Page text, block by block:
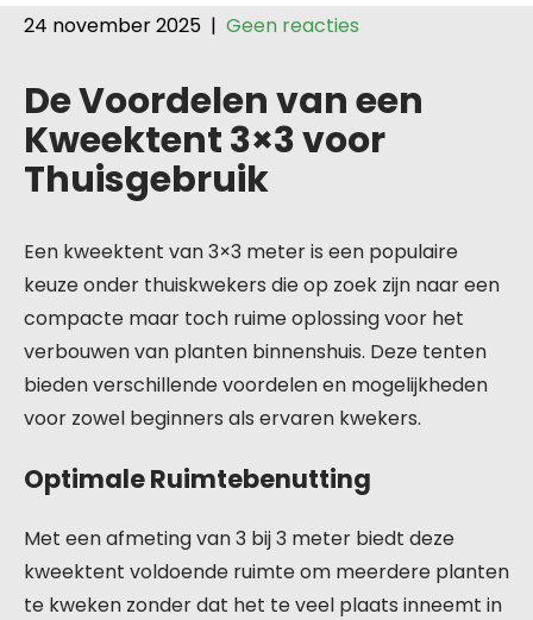
24 november 2025 | Geen reacties
De Voordelen van een
Kweektent 3×3 voor
Thuisgebruik
Een kweektent van 3×3 meter is een populaire
keuze onder thuiskwekers die op zoek zijn naar een
compacte maar toch ruime oplossing voor het
verbouwen van planten binnenshuis. Deze tenten
bieden verschillende voordelen en mogelijkheden
voor zowel beginners als ervaren kwekers.
Optimale Ruimtebenutting
Met een afmeting van 3 bij 3 meter biedt deze
kweektent voldoende ruimte om meerdere planten
te kweken zonder dat het te veel plaats inneemt in